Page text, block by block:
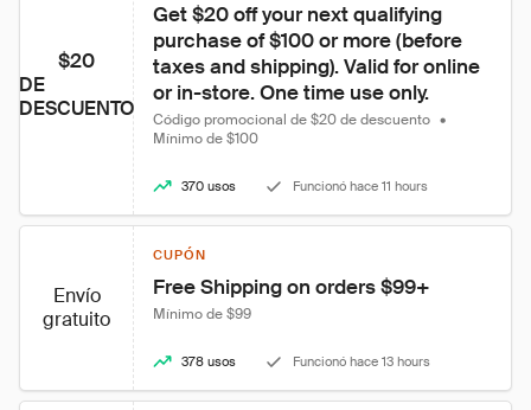
$20
DE
DESCUENTO
Get $20 off your next qualifying
purchase of $100 or more (before
taxes and shipping). Valid for online
or in-store. One time use only.
Código promocional de $20 de descuento •
Mínimo de $100
370 usos Funcionó hace 11 hours
Envío
gratuito
CUPÓN
Free Shipping on orders $99+
Mínimo de $99
378 usos Funcionó hace 13 hours